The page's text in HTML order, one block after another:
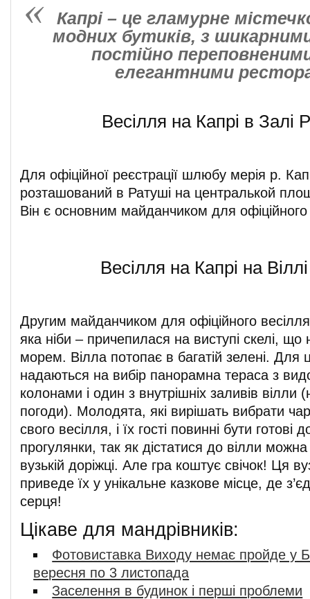
Капрі – це гламурне
модних бутиків, з
постійно
елегантними
Весілля на Капрі в Залі
Для офіційної реєстрації шлюбу мерія р.
розташований в Ратуші на централькой
Він є основним майданчиком для офіційного
Весілля на Капрі на
Другим майданчиком для офіційного
яка ніби – причепилася на виступі скелі,
морем. Вілла потопає в багатій зелені. Для
надаються на вибір панорамна тераса з
колонами і один з внутрішніх заливів вілли
погоди). Молодята, які вирішать вибрати
свого весілля, і їх гості повинні бути готові
прогулянки, так як дістатися до вілли можна
вузькій доріжці. Але гра коштує свічок! Ця
приведе їх у унікальне казкове місце, де
серця!
Цікаве для мандрівників:
Фотовиставка Виходу немає пройде у
вересня по 3 листопада
Заселення в будинок і перші проблеми